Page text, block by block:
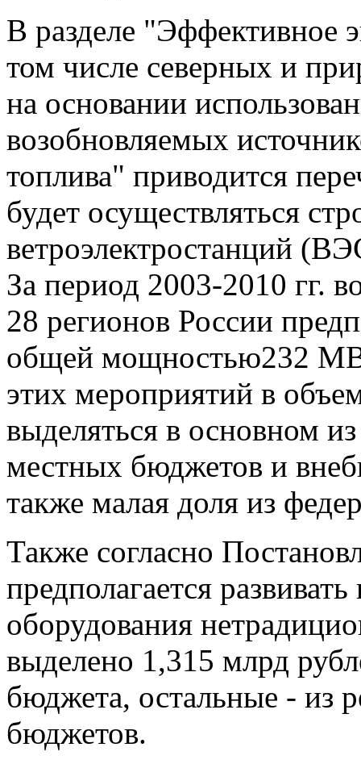
В разделе "Эффективное
том числе северных и
на основании
возобновляемых
топлива" приводится
будет осуществляться
ветроэлектростанций
За период 2003-2010 гг.
28 регионов России
общей мощностью232
этих мероприятий в
выделяться в основном
местных бюджетов и
также малая доля из
Также согласно
предполагается
оборудования
выделено 1,315 млрд
бюджета, остальные - из
бюджетов.